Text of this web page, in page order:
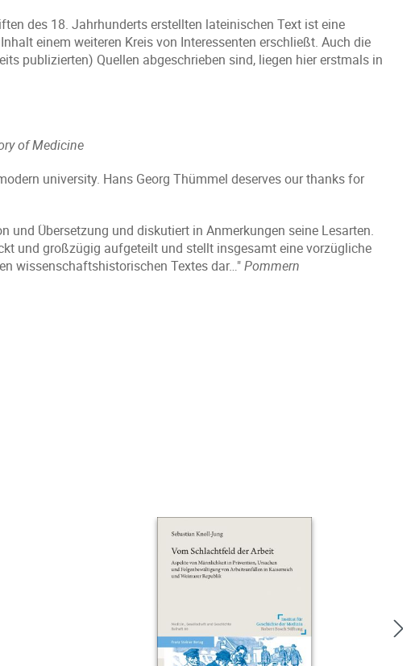
des 18. Jahrhunderts erstellten lateinischen Text ist eine
einem weiteren Kreis von Interessenten erschließt. Auch die
publizierten) Quellen abgeschrieben sind, liegen hier erstmals in
of Medicine
university. Hans Georg Thümmel deserves our thanks for
und Übersetzung und diskutiert in Anmerkungen seine Lesarten.
und großzügig aufgeteilt und stellt insgesamt eine vorzügliche
wissenschaftshistorischen Textes dar…"Pommern